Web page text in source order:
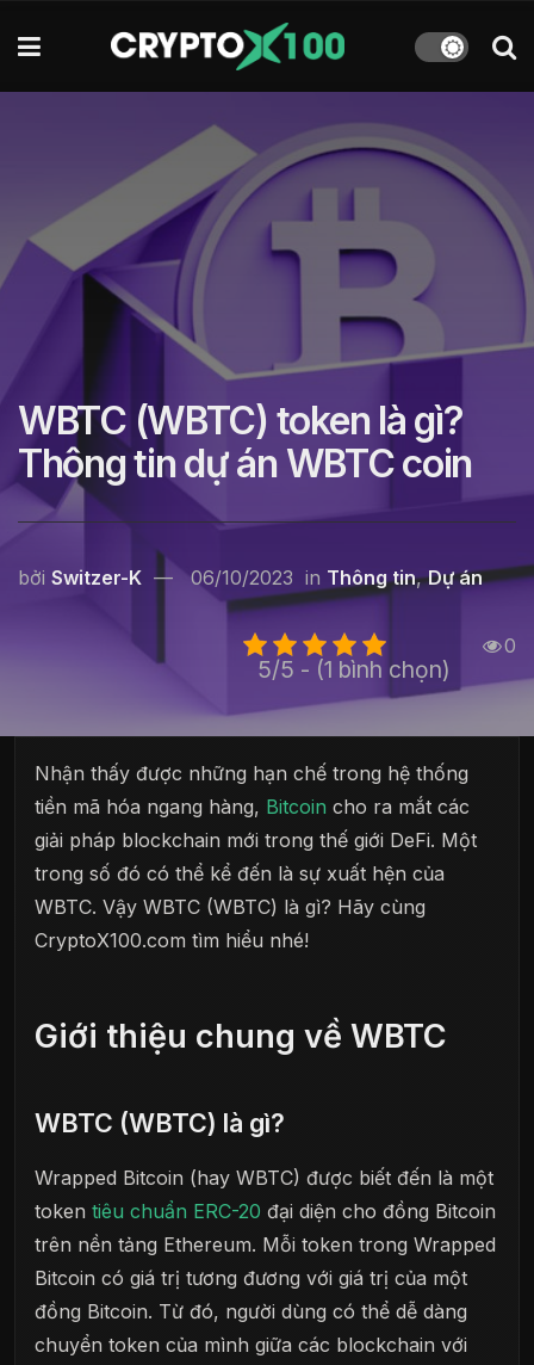
WBTC (WBTC) token là gì?
Thông tin dự án WBTC coin
bởi Switzer-K 06/10/2023 in Thông tin,Dự án
5/5 - (1 bình chọn)
0
Nhận thấy được những hạn chế trong hệ thống
tiền mã hóa ngang hàng, Bitcoin cho ra mắt các
giải pháp blockchain mới trong thế giới DeFi. Một
trong số đó có thể kể đến là sự xuất hện của
WBTC. Vậy WBTC (WBTC) là gì? Hãy cùng
CryptoX100.com tìm hiểu nhé!
Giới thiệu chung về WBTC
WBTC (WBTC) là gì?
Wrapped Bitcoin (hay WBTC) được biết đến là một
token tiêu chuẩn ERC-20 đại diện cho đồng Bitcoin
trên nền tảng Ethereum. Mỗi token trong Wrapped
Bitcoin có giá trị tương đương với giá trị của một
đồng Bitcoin. Từ đó, người dùng có thể dễ dàng
chuyển token của mình giữa các blockchain với